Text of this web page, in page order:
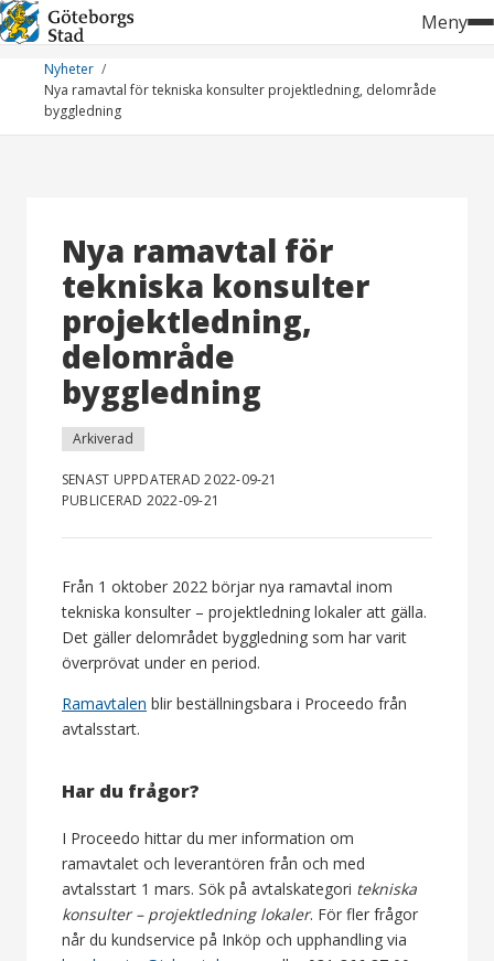
Hoppa
till
innehåll
Meny
Nyheter
Nya ramavtal för tekniska konsulter projektledning, delområde
byggledning
Nya ramavtal för
tekniska konsulter
projektledning,
delområde
byggledning
Arkiverad
SENAST UPPDATERAD 2022-09-21
PUBLICERAD 2022-09-21
Från 1 oktober 2022 börjar nya ramavtal inom
tekniska konsulter – projektledning lokaler att gälla.
Det gäller delområdet byggledning som har varit
överprövat under en period.
Ramavtalen blir beställningsbara i Proceedo från
avtalsstart.
Har du frågor?
I Proceedo hittar du mer information om
ramavtalet och leverantören från och med
avtalsstart 1 mars. Sök på avtalskategori tekniska
konsulter – projektledning lokaler. För fler frågor
når du kundservice på Inköp och upphandling via